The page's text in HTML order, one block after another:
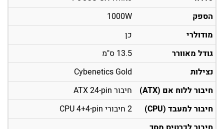
הספק
1000W
מודולרי
כן
גודל מאוורר
13.5 ס"מ
נצילות
Cybenetics Gold
חיבור ללוח אם (ATX)
חיבור ATX 24-pin
חיבור למעבד (CPU)
2 חיבורי CPU 4+4-pin